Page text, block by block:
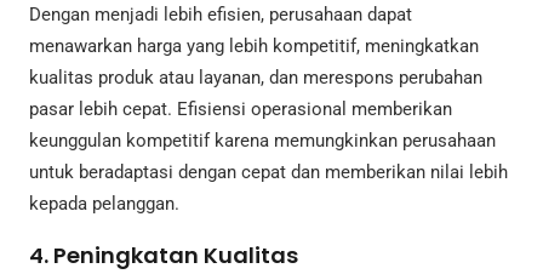
Dengan menjadi lebih efisien, perusahaan dapat
menawarkan harga yang lebih kompetitif, meningkatkan
kualitas produk atau layanan, dan merespons perubahan
pasar lebih cepat. Efisiensi operasional memberikan
keunggulan kompetitif karena memungkinkan perusahaan
untuk beradaptasi dengan cepat dan memberikan nilai lebih
kepada pelanggan.
4. Peningkatan Kualitas